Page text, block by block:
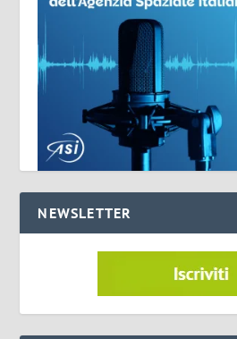
NEWSLETTER